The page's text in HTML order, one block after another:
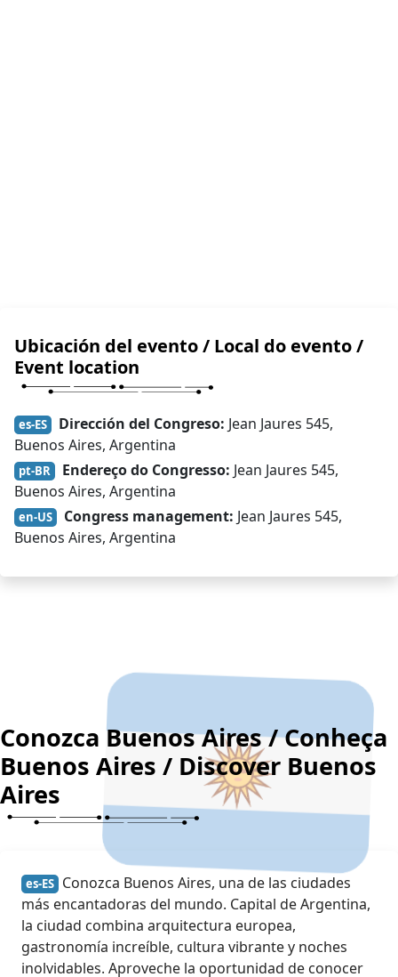
Ubicación del evento / Local do evento /
Event location
es-ES Dirección del Congreso: Jean Jaures 545,
Buenos Aires, Argentina
pt-BR Endereço do Congresso: Jean Jaures 545,
Buenos Aires, Argentina
en-US Congress management: Jean Jaures 545,
Buenos Aires, Argentina
Conozca Buenos Aires / Conheça
Buenos Aires / Discover Buenos
Aires
es-ES Conozca Buenos Aires, una de las ciudades
más encantadoras del mundo. Capital de Argentina,
la ciudad combina arquitectura europea,
gastronomía increíble, cultura vibrante y noches
inolvidables. Aproveche la oportunidad de conocer